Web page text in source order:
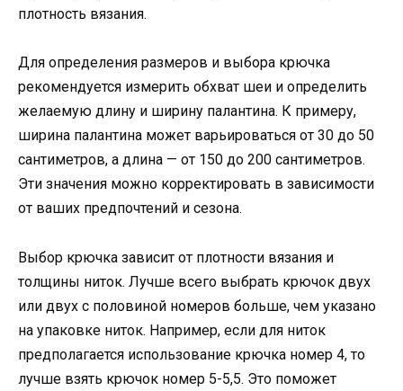
плотность вязания.
Для определения размеров и выбора крючка
рекомендуется измерить обхват шеи и определить
желаемую длину и ширину палантина. К примеру,
ширина палантина может варьироваться от 30 до 50
сантиметров, а длина — от 150 до 200 сантиметров.
Эти значения можно корректировать в зависимости
от ваших предпочтений и сезона.
Выбор крючка зависит от плотности вязания и
толщины ниток. Лучше всего выбрать крючок двух
или двух с половиной номеров больше, чем указано
на упаковке ниток. Например, если для ниток
предполагается использование крючка номер 4, то
лучше взять крючок номер 5-5,5. Это поможет